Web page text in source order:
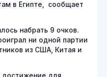
в Египте, сообщает
набрать 9 очков.
ни одной партии
из США, Китая и